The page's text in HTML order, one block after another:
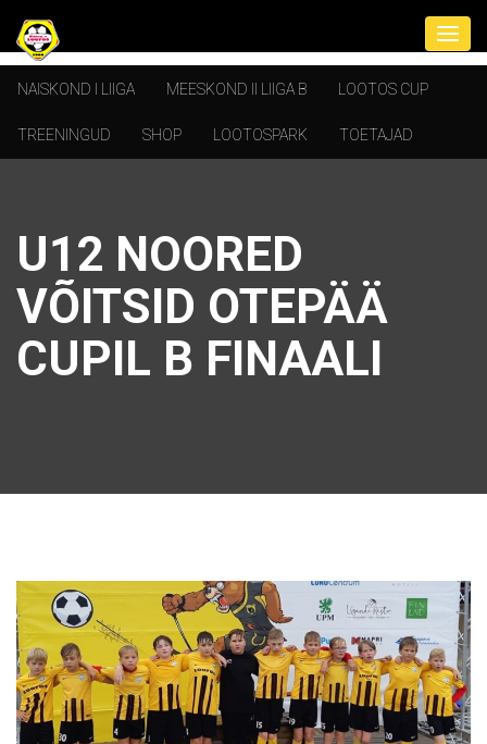
NAISKOND I LIIGA MEESKOND II LIIGA B LOOTOS CUP
TREENINGUD SHOP LOOTOSPARK TOETAJAD
U12 NOORED
VÕITSID OTEPÄÄ
CUPIL B FINAALI